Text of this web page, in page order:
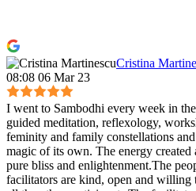
Cristina
08:08 06 Mar 23
I went to Sambodhi every week in
guided meditation, reflexology,
feminity and family constellations
magic of its own. The energy
pure bliss and enlightenment.The
facilitators are kind, open and willing